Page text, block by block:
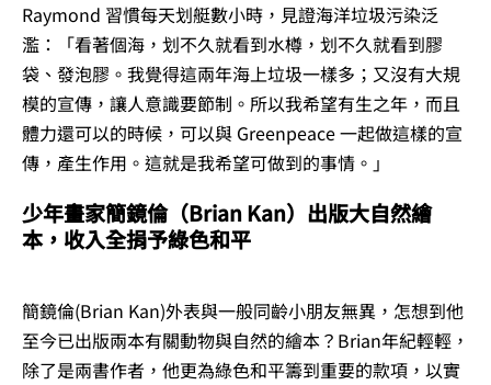
Raymond 習慣每天划艇數小時，見證海洋垃圾污染泛
濫：「看著個海，划不久就看到水樽，划不久就看到膠
袋、發泡膠。我覺得這兩年海上垃圾一樣多；又沒有大規
模的宣傳，讓人意識要節制。所以我希望有生之年，而且
體力還可以的時候，可以與 Greenpeace 一起做這樣的宣
傳，產生作用。這就是我希望可做到的事情。」
少年畫家簡鏡倫（Brian Kan）出版大自然繪
本，收入全捐予綠色和平
簡鏡倫(Brian Kan)外表與一般同齡小朋友無異，怎想到他
至今已出版兩本有關動物與自然的繪本？Brian年紀輕輕，
除了是兩書作者，他更為綠色和平籌到重要的款項，以實